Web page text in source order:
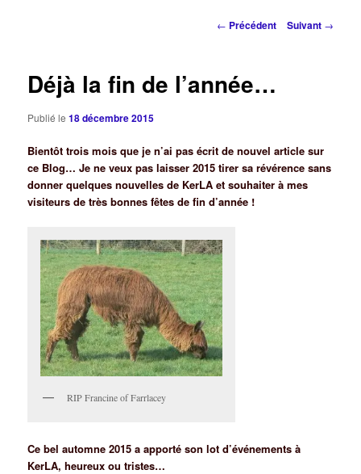
Navigation
← Précédent Suivant →
Déjà la fin de l’année…
Publié le18 décembre 2015
Bientôt trois mois que je n’ai pas écrit de nouvel article sur
ce Blog… Je ne veux pas laisser 2015 tirer sa révérence sans
donner quelques nouvelles de KerLA et souhaiter à mes
visiteurs de très bonnes fêtes de fin d’année !
RIP Francine of Farrlacey
Ce bel automne 2015 a apporté son lot d’événements à
KerLA, heureux ou tristes…